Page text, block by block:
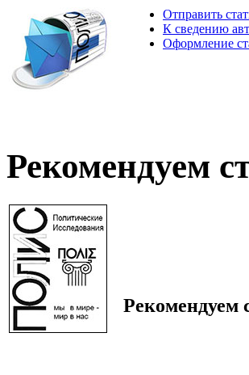
Отправить
К сведению
Оформление
Рекомендуем
Рекомендуем